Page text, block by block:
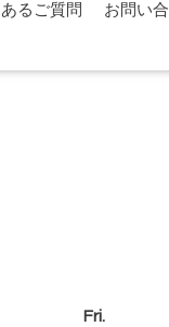
るご質問 お問い
Fri.